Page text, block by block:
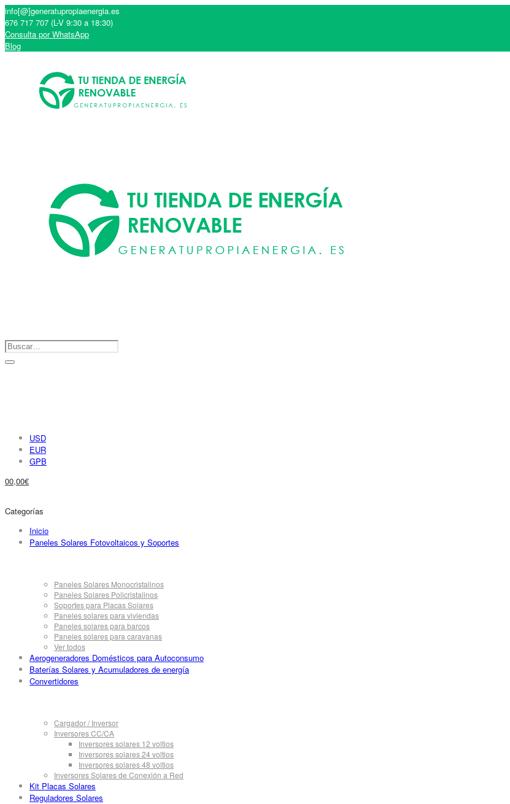
info[@]generatupropiaenergia.es
676 717 707 (L-V 9:30 a 18:30)
Consulta por WhatsApp
Blog
USD
EUR
GPB
00,00€
Categorías
Inicio
Paneles Solares Fotovoltaicos y Soportes
Paneles Solares Monocristalinos
Paneles Solares Policristalinos
Soportes para Placas Solares
Paneles solares para viviendas
Paneles solares para barcos
Paneles solares para caravanas
Ver todos
Aerogeneradores Domésticos para Autoconsumo
Baterías Solares y Acumuladores de energía
Convertidores
Cargador / Inversor
Inversores CC/CA
Inversores solares 12 voltios
Inversores solares 24 voltios
Inversores solares 48 voltios
Inversores Solares de Conexión a Red
Kit Placas Solares
Reguladores Solares